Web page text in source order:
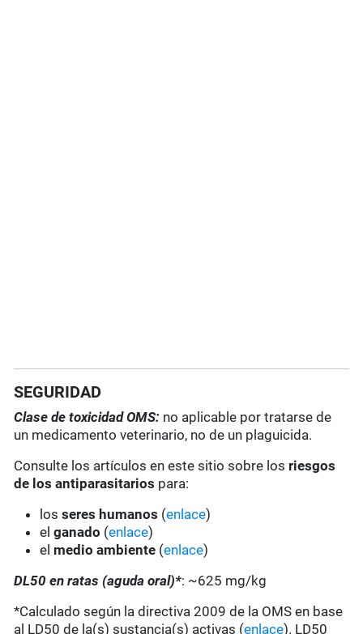
SEGURIDAD
Clase de toxicidad OMS: no aplicable por tratarse de
un medicamento veterinario, no de un plaguicida.
Consulte los artículos en este sitio sobre los riesgos
de los antiparasitarios para:
losseres humanos (enlace)
elganado (enlace)
el medio ambiente (enlace)
DL50 en ratas (aguda oral)*: ~625 mg/kg
*Calculado según la directiva 2009 de la OMS en base
al LD50 de la(s) sustancia(s) activas (enlace). LD50